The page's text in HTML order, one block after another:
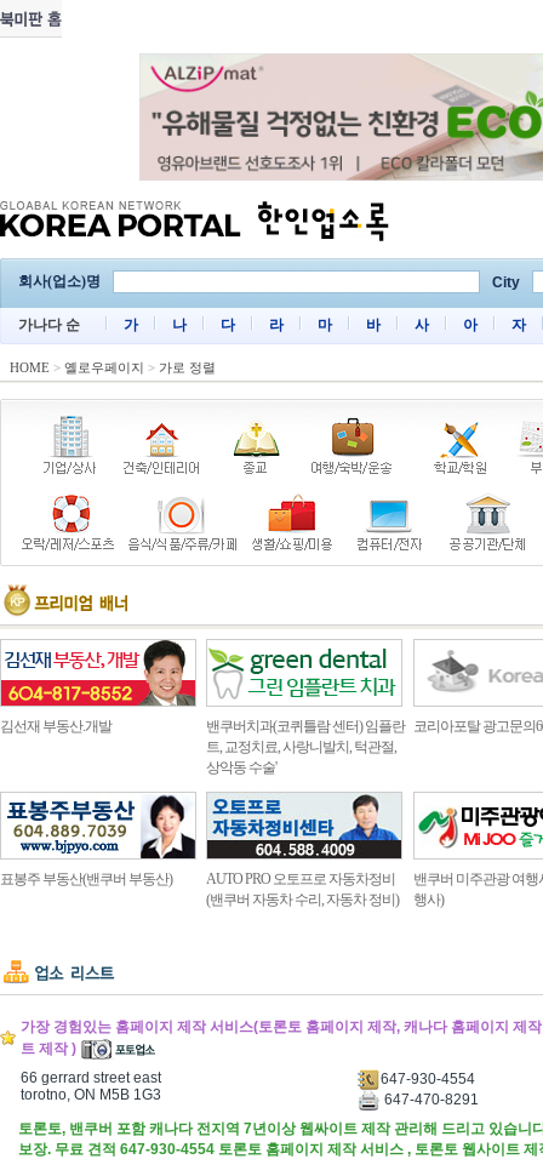
회사(업소)명 City
가나다 순 가 나 다 라 마 바 사 아 자
HOME > 옐로우페이지 > 가로 정렬
김선재 부동산.개발
밴쿠버치과(코퀴틀람 센터) 임플란
트, 교정치료, 사랑니발치, 턱관절,
상악동 수술'
코리아포탈 광고문의
표봉주 부동산(밴쿠버 부동산)
AUTO PRO 오토프로 자동차정비
(밴쿠버 자동차 수리, 자동차 정비)
밴쿠버 미주관광 여행
행사)
가장 경험있는 홈페이지 제작 서비스(토론토 홈페이지 제작, 캐나다 홈페이지 제
트 제작 )
66 gerrard street east
torotno, ON M5B 1G3
647-930-4554
647-470-8291
토론토, 밴쿠버 포함 캐나다 전지역 7년이상 웹싸이트 제작 관리해 드리고 있습니
보장. 무료 견적 647-930-4554 토론토 홈페이지 제작 서비스 , 토론토 웹사이트